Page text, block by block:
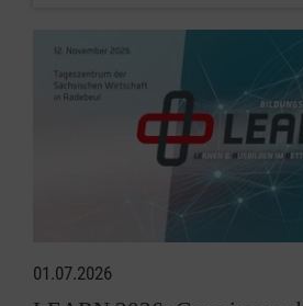
01.07.2026